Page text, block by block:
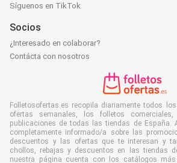
Síguenos en TikTok
Socios
¿Interesado en colaborar?
Contácta con nosotros
Folletosofertas.es recopila diariamente todos
ofertas semanales, los folletos
publicaciones de todas las tiendas de España.
completamente informado/a sobre las
descuentos y las ofertas que te interesan y
chollos, rebajas y descuentos en las tiendas
nuestra página cuenta con los catálogos